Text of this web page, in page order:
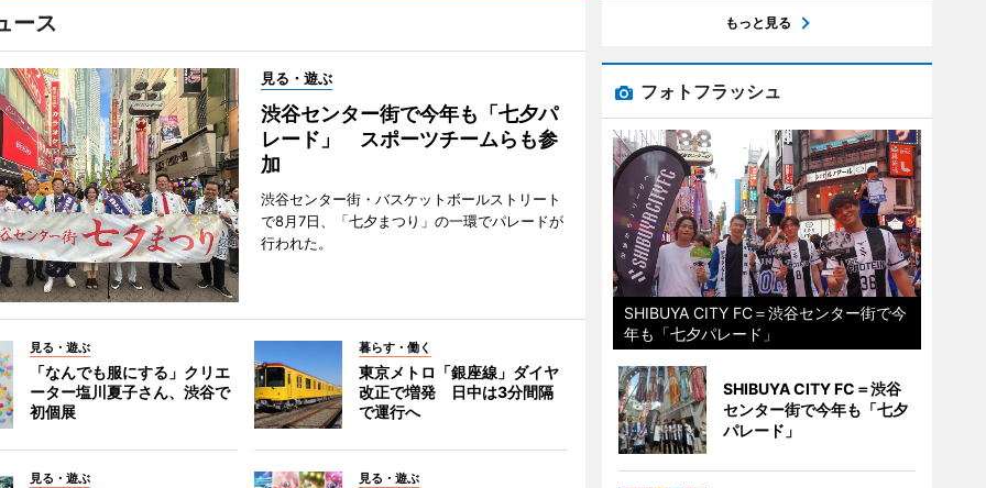
ース
見る・遊ぶ
渋谷センター街で今年も「七夕パ
レード」 スポーツチームらも参
加
渋谷センター街・バスケットボールストリート
で8月7日、「七夕まつり」の一環でパレードが
行われた。
見る・遊ぶ
「なんでも服にする」クリエ
ーター塩川夏子さん、渋谷で
初個展
暮らす・働く
東京メトロ「銀座線」ダイヤ
改正で増発 日中は3分間隔
で運行へ
見る・遊ぶ 見る・遊ぶ
もっと見る
フォトフラッシュ
SHIBUYA CITY FC＝渋谷センター街で今
年も「七夕パレード」
SHIBUYA CITY FC＝渋谷
センター街で今年も「七夕
パレード」